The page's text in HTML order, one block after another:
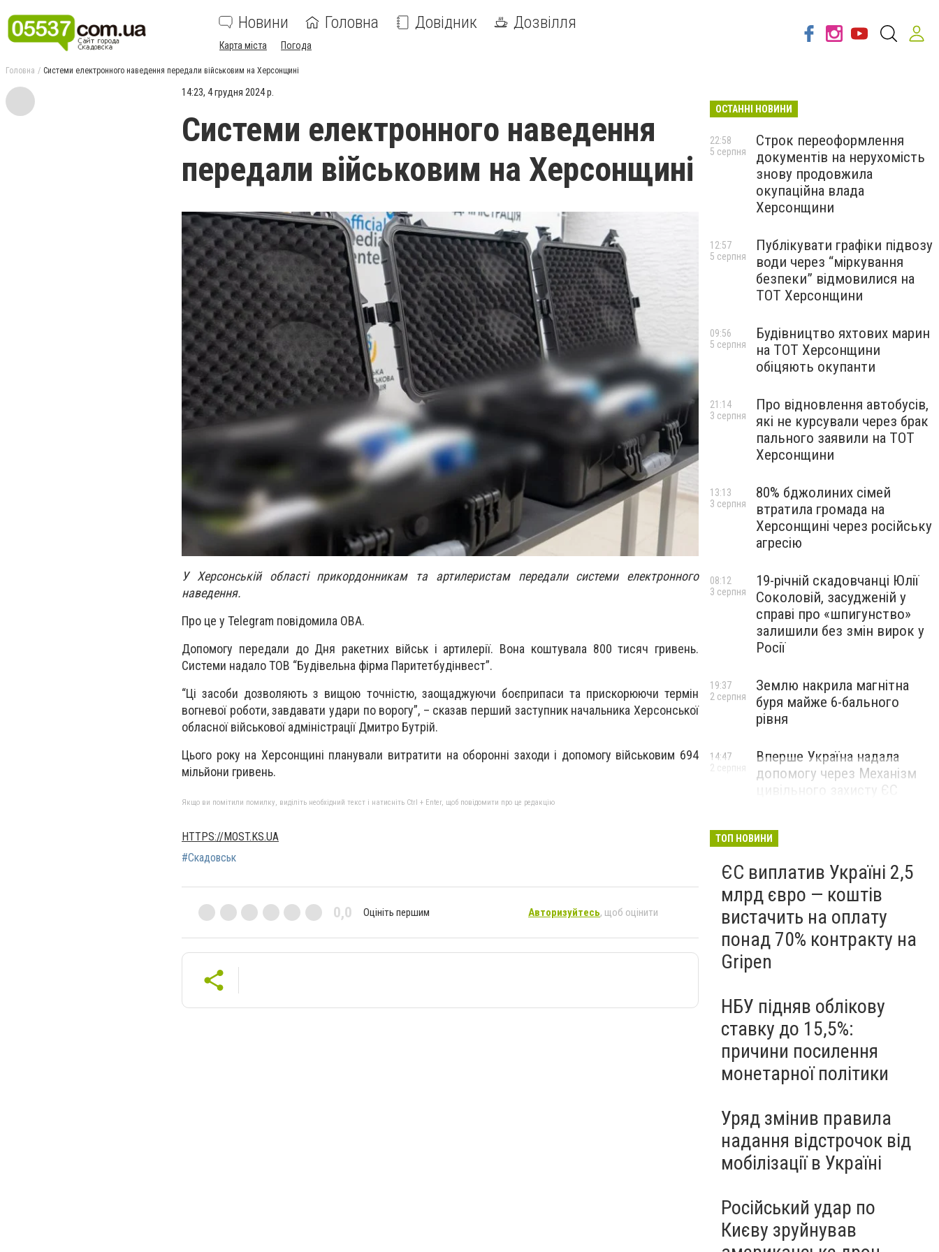
Новини Головна Довідник Дозвілля
Карта міста Погода
Головна Системи електронного наведення передали військовим на Херсонщині
14:23, 4 грудня 2024 р.
Системи електронного наведення
передали військовим на Херсонщині
У Херсонській області прикордонникам та артилеристам передали системи електронного
наведення.
Про це у Telegram повідомила ОВА.
Допомогу передали до Дня ракетних військ і артилерії. Вона коштувала 800 тисяч гривень.
Системи надало ТОВ “Будівельна фірма Паритетбудінвест”.
“Ці засоби дозволяють з вищою точністю, заощаджуючи боєприпаси та прискорюючи термін
вогневої роботи, завдавати удари по ворогу”, – сказав перший заступник начальника Херсонської
обласної військової адміністрації Дмитро Бутрій.
Цього року на Херсонщині планували витратити на оборонні заходи і допомогу військовим 694
мільйони гривень.
Якщо ви помітили помилку, виділіть необхідний текст і натисніть Ctrl + Enter, щоб повідомити про це редакцію
HTTPS://MOST.KS.UA
#Скадовськ
0,0 Оцініть першим Авторизуйтесь, щоб оцінити
ОСТАННІ НОВИНИ
Строк переоформлення
документів на нерухомість
знову продовжила
окупаційна влада
Херсонщини
22:58
5 серпня
Публікувати графіки підвозу
води через “міркування
безпеки” відмовилися на
ТОТ Херсонщини
12:57
5 серпня
Будівництво яхтових марин
на ТОТ Херсонщини
обіцяють окупанти
09:56
5 серпня
Про відновлення автобусів,
які не курсували через брак
пального заявили на ТОТ
Херсонщини
21:14
3 серпня
80% бджолиних сімей
втратила громада на
Херсонщині через російську
агресію
13:13
3 серпня
19-річній скадовчанці Юлії
Соколовій, засудженій у
справі про «шпигунство»
залишили без змін вирок у
Росії
08:12
3 серпня
Землю накрила магнітна
буря майже 6-бального
рівня
19:37
2 серпня
Вперше Україна надала
допомогу через Механізм
цивільного захисту ЄС
14:47
2 серпня
ТОП НОВИНИ
ЄС виплатив Україні 2,5
млрд євро — коштів
вистачить на оплату
понад 70% контракту на
Gripen
НБУ підняв облікову
ставку до 15,5%:
причини посилення
монетарної політики
Уряд змінив правила
надання відстрочок від
мобілізації в Україні
Російський удар по
Києву зруйнував